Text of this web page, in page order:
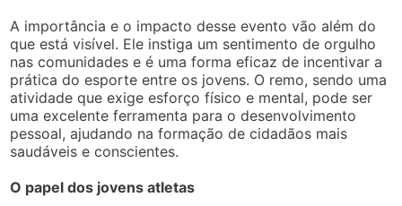
A importância e o impacto desse evento vão além do
que está visível. Ele instiga um sentimento de orgulho
nas comunidades e é uma forma eficaz de incentivar a
prática do esporte entre os jovens. O remo, sendo uma
atividade que exige esforço físico e mental, pode ser
uma excelente ferramenta para o desenvolvimento
pessoal, ajudando na formação de cidadãos mais
saudáveis e conscientes.
O papel dos jovens atletas